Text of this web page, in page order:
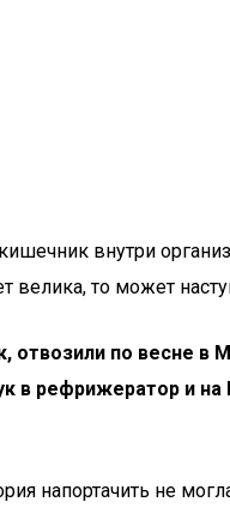
внутри
то может
отвозили по весне в
в рефрижератор и
напортачить не